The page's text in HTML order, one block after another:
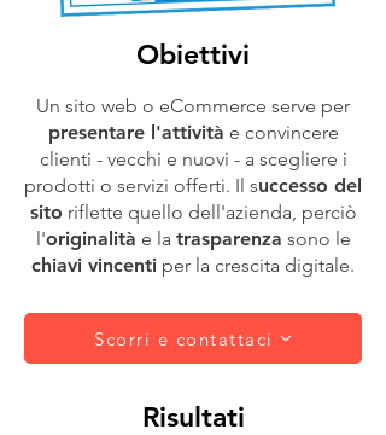
Obiettivi
Un sito web o eCommerce serve per
presentare l'attività e convincere
clienti - vecchi e nuovi - a scegliere i
prodotti o servizi offerti. Il successo del
sito riflette quello dell'azienda, perciò
l'originalità e la trasparenza sono le
chiavi vincenti per la crescita digitale.
Scorri e contattaci
Risultati